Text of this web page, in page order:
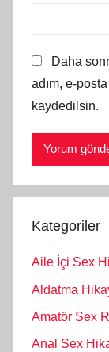
Daha
adım, e-
kaydedilsin.
Kategoriler
Aile İçi Sex
Aldatma
Amatör Sex
Anal Sex